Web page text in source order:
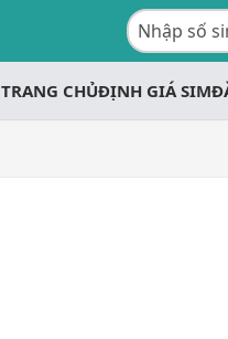
TRANG CHỦĐỊNH GIÁ SIM